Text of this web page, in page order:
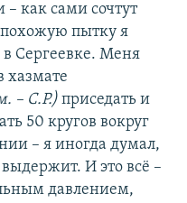
– как сами сочтут
пытку я
Сергеевке. Меня
хазмате
– С.Р.) приседать и
50 кругов вокруг
– я иногда думал,
И это всё –
давлением,